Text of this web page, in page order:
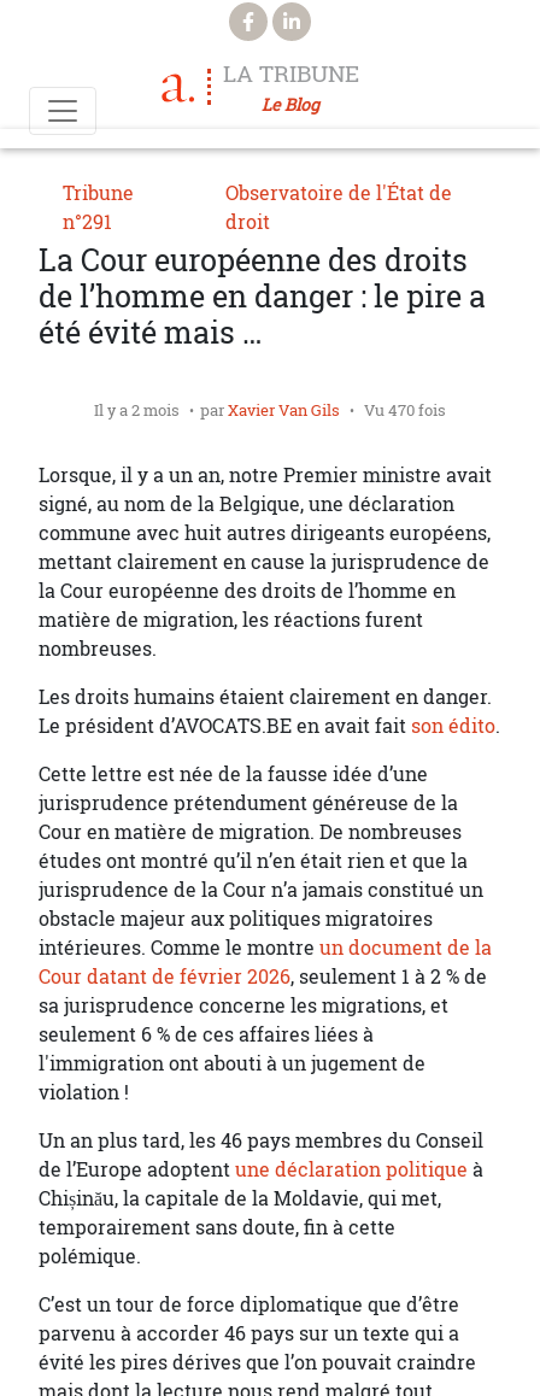
Aller au contenu principal
LA TRIBUNE
Le Blog
Tribune
n°291
Observatoire de l'État de
droit
La Cour européenne des droits
de l’homme en danger : le pire a
été évité mais …
Il y a 2 mois parXavier Van Gils Vu 470 fois
Lorsque, il y a un an, notre Premier ministre avait
signé, au nom de la Belgique, une déclaration
commune avec huit autres dirigeants européens,
mettant clairement en cause la jurisprudence de
la Cour européenne des droits de l’homme en
matière de migration, les réactions furent
nombreuses.
Les droits humains étaient clairement en danger.
Le président d’AVOCATS.BE en avait fait son édito.
Cette lettre est née de la fausse idée d’une
jurisprudence prétendument généreuse de la
Cour en matière de migration. De nombreuses
études ont montré qu’il n’en était rien et que la
jurisprudence de la Cour n’a jamais constitué un
obstacle majeur aux politiques migratoires
intérieures. Comme le montre un document de la
Cour datant de février 2026, seulement 1 à 2 % de
sa jurisprudence concerne les migrations, et
seulement 6 % de ces affaires liées à
l'immigration ont abouti à un jugement de
violation !
Un an plus tard, les 46 pays membres du Conseil
de l’Europe adoptentune déclaration politique à
Chișinău, la capitale de la Moldavie, qui met,
temporairement sans doute, fin à cette
polémique.
C’est un tour de force diplomatique que d’être
parvenu à accorder 46 pays sur un texte qui a
évité les pires dérives que l’on pouvait craindre